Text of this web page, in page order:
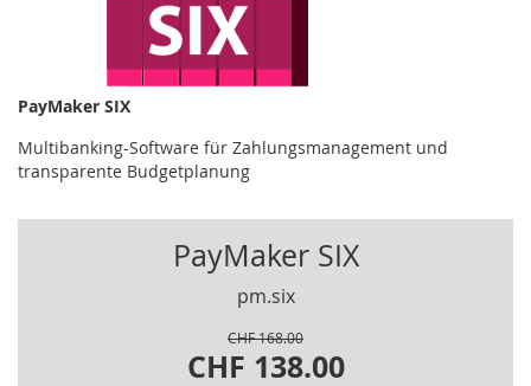
PayMaker SIX
Multibanking-Software für Zahlungsmanagement und
transparente Budgetplanung
PayMaker SIX
pm.six
CHF 168.00
CHF 138.00